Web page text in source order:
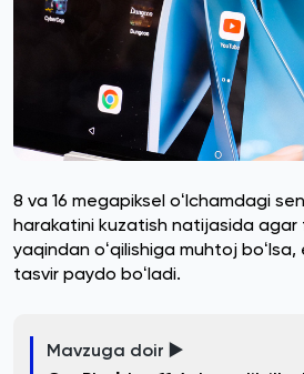
8 va 16 megapiksel oʻlchamdagi
harakatini kuzatish natijasida agar
yaqindan oʻqilishiga muhtoj
tasvir paydo boʻladi.
Mavzuga doir ▶️